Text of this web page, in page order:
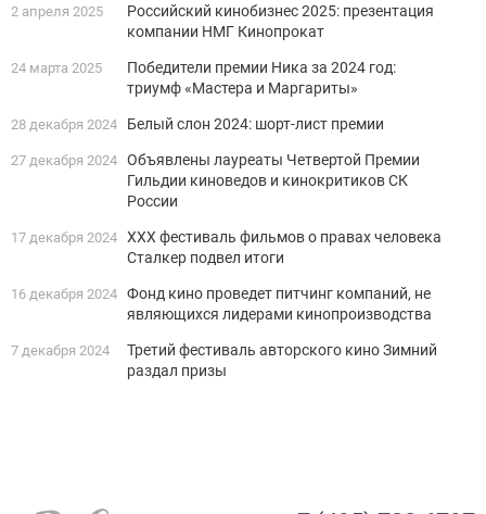
2 апреля 2025
Российский кинобизнес 2025: презентация
компании НМГ Кинопрокат
24 марта 2025
Победители премии Ника за 2024 год:
триумф «Мастера и Маргариты»
28 декабря 2024 Белый слон 2024: шорт-лист премии
27 декабря 2024 Объявлены лауреаты Четвертой Премии
Гильдии киноведов и кинокритиков СК
России
17 декабря 2024 XХХ фестиваль фильмов о правах человека
Сталкер подвел итоги
16 декабря 2024 Фонд кино проведет питчинг компаний, не
являющихся лидерами кинопроизводства
7 декабря 2024
Третий фестиваль авторского кино Зимний
раздал призы